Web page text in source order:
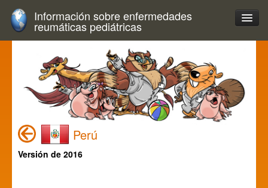
Información sobre enfermedades
reumáticas pediátricas
Perú
Versión de 2016